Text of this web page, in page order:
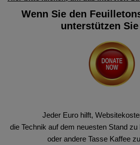
Wenn Sie den
unterstützen
Jeder Euro hilft,
die Technik auf dem neuesten Stand
oder andere Tasse Kaffee